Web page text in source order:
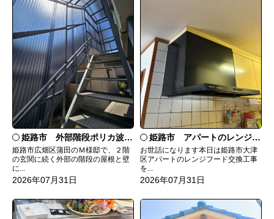
姫路市 外部階段ポリカ波板張替工事
姫路市広畑区蒲田のＭ様邸で、２階
の玄関に続く外部の階段の屋根と壁
に...
2026年07月31日
姫路市 アパートのレンジフード交換
お世話になります本日は姫路市大津
区アパートのレンジフード交換工事
を...
2026年07月31日